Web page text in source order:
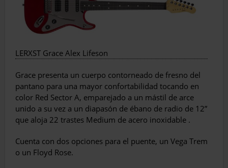
LERXST Grace Alex Lifeson
Grace presenta un cuerpo contorneado de fresno del
pantano para una mayor confortabilidad tocando en
color Red Sector A, emparejado a un mástil de arce
unido a su vez a un diapasón de ébano de radio de 12”
que aloja 22 trastes Medium de acero inoxidable .
Cuenta con dos opciones para el puente, un Vega Trem
o un Floyd Rose.